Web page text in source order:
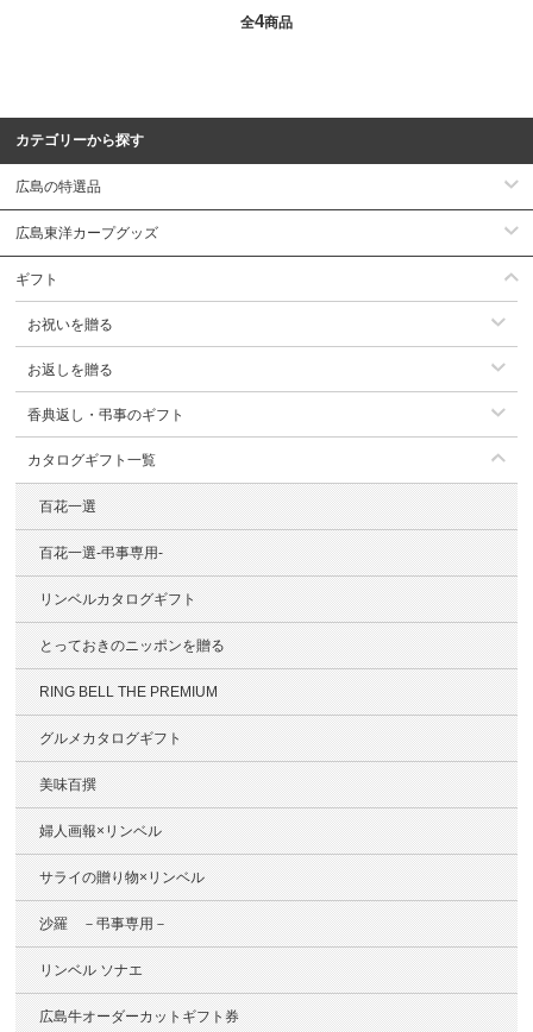
全4商品
カテゴリーから探す
広島の特選品
広島東洋カープグッズ
ギフト
お祝いを贈る
お返しを贈る
香典返し・弔事のギフト
カタログギフト一覧
百花一選
百花一選-弔事専用-
リンベルカタログギフト
とっておきのニッポンを贈る
RING BELL THE PREMIUM
グルメカタログギフト
美味百撰
婦人画報×リンベル
サライの贈り物×リンベル
沙羅 －弔事専用－
リンベル ソナエ
広島牛オーダーカットギフト券